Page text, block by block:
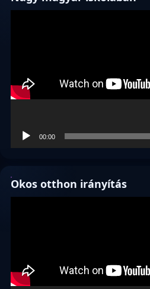
00:00
Okos otthon irányítás